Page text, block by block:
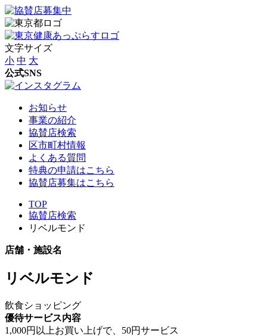
文字サイズ
小 中 大
公式SNS
お知らせ
事業の紹介
協賛店検索
区市町村情報
よくある質問
特典の申請はこちら
協賛店募集はこちら
TOP
協賛店検索
リベルモンド
店舗・施設名
リベルモンド
飲食ショッピング
優待サービス内容
1,000円以上お買い上げで、50円サービス